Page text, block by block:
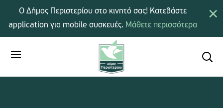
×
Ο Δήμος Περιστερίου στο κινητό σας! Κατεβάστε
application για mobile συσκευές. Μάθετε περισσότερα